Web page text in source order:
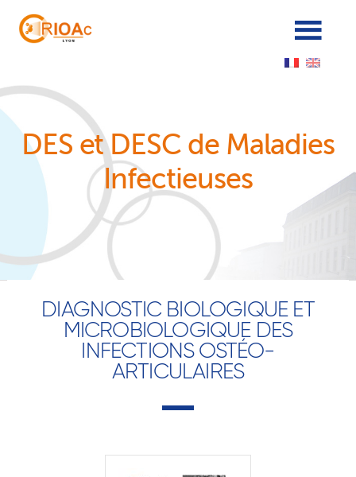
DES et DESC de Maladies
Infectieuses
DIAGNOSTIC BIOLOGIQUE ET
MICROBIOLOGIQUE DES
INFECTIONS OSTÉO-
ARTICULAIRES
Panneau de gestion des cookies